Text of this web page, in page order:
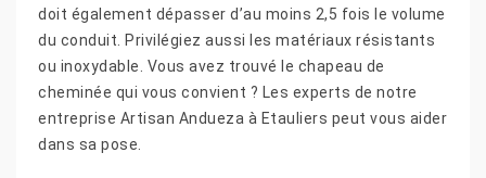
doit également dépasser d’au moins 2,5 fois le volume
du conduit. Privilégiez aussi les matériaux résistants
ou inoxydable. Vous avez trouvé le chapeau de
cheminée qui vous convient ? Les experts de notre
entreprise Artisan Andueza à Etauliers peut vous aider
dans sa pose.